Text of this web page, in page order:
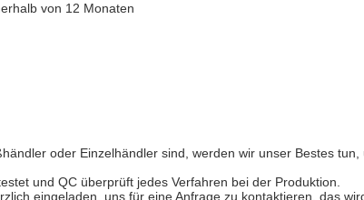
von 12 Monaten
oder Einzelhändler sind, werden wir unser Bestes
und QC überprüft jedes Verfahren bei der Produktion.
eingeladen, uns für eine Anfrage zu kontaktieren, das